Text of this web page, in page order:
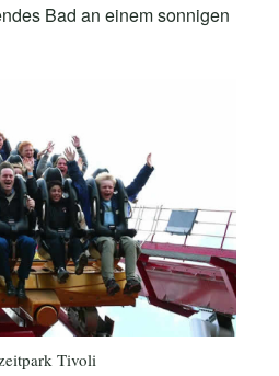
Bad an einem sonnigen
Tivoli